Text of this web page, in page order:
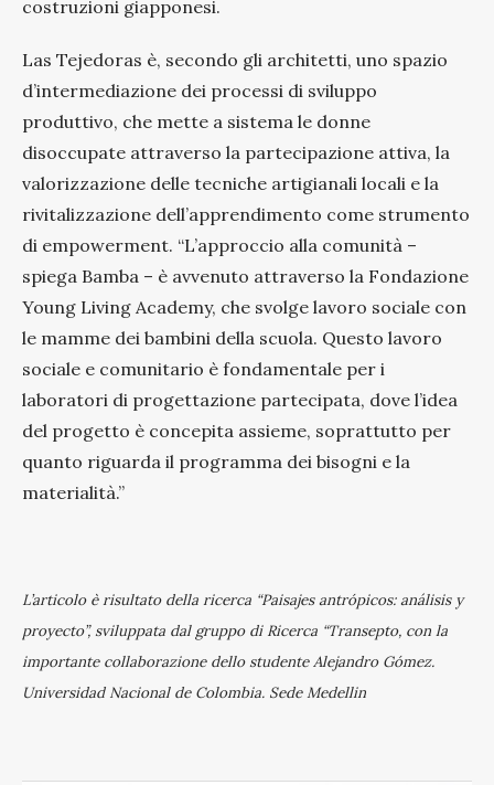
costruzioni giapponesi.
Las Tejedoras è, secondo gli architetti, uno spazio
d’intermediazione dei processi di sviluppo
produttivo, che mette a sistema le donne
disoccupate attraverso la partecipazione attiva, la
valorizzazione delle tecniche artigianali locali e la
rivitalizzazione dell’apprendimento come strumento
di empowerment. “L’approccio alla comunità –
spiega Bamba – è avvenuto attraverso la Fondazione
Young Living Academy, che svolge lavoro sociale con
le mamme dei bambini della scuola. Questo lavoro
sociale e comunitario è fondamentale per i
laboratori di progettazione partecipata, dove l’idea
del progetto è concepita assieme, soprattutto per
quanto riguarda il programma dei bisogni e la
materialità.”
L’articolo è risultato della ricerca “Paisajes antrópicos: análisis y
proyecto”, sviluppata dal gruppo di Ricerca “Transepto, con la
importante collaborazione dello studente Alejandro Gómez.
Universidad Nacional de Colombia. Sede Medellin